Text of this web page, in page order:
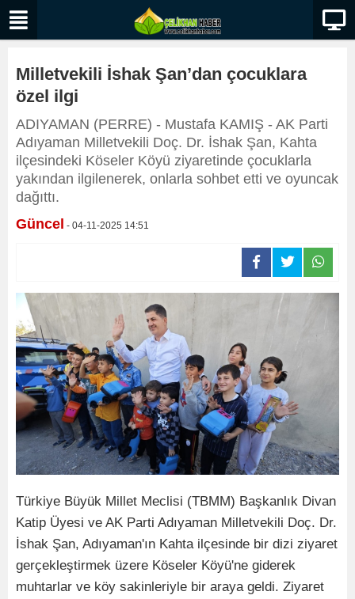
Milletvekili İshak Şan’dan çocuklara
özel ilgi
ADIYAMAN (PERRE) - Mustafa KAMIŞ - AK Parti
Adıyaman Milletvekili Doç. Dr. İshak Şan, Kahta
ilçesindeki Köseler Köyü ziyaretinde çocuklarla
yakından ilgilenerek, onlarla sohbet etti ve oyuncak
dağıttı.
Güncel - 04-11-2025 14:51
Türkiye Büyük Millet Meclisi (TBMM) Başkanlık Divan
Katip Üyesi ve AK Parti Adıyaman Milletvekili Doç. Dr.
İshak Şan, Adıyaman'ın Kahta ilçesinde bir dizi ziyaret
gerçekleştirmek üzere Köseler Köyü'ne giderek
muhtarlar ve köy sakinleriyle bir araya geldi. Ziyaret